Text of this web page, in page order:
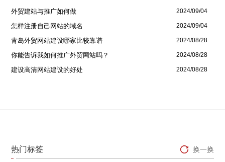
外贸建站与推广如何做 2024/09/04
怎样注册自己网站的域名 2024/09/04
青岛外贸网站建设哪家比较靠谱 2024/08/28
你能告诉我如何推广外贸网站吗？ 2024/08/28
建设高清网站建设的好处 2024/08/28
热门标签 换一换